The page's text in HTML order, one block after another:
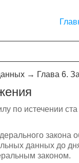
→ Глава 6.
по истечении
закона
данных до дня
законом.